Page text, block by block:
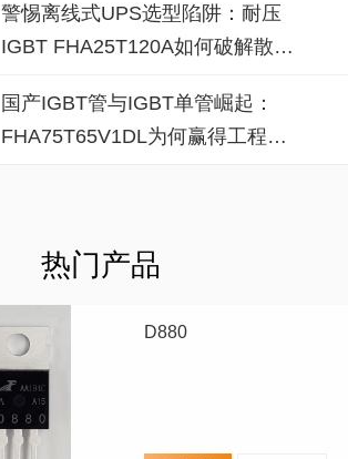
警惕离线式UPS选型陷阱：耐压
IGBT FHA25T120A如何破解散热
国产IGBT管与IGBT单管崛起：
FHA75T65V1DL为何赢得工程师
热门产品
D880